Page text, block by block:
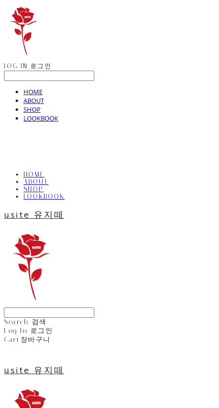
LOG IN 로그인
HOME
ABOUT
SHOP
LOOKBOOK
HOME
ABOUT
SHOP
LOOKBOOK
usite 유지떼
Search 검색
Log In 로그인
Cart 장바구니
usite 유지떼